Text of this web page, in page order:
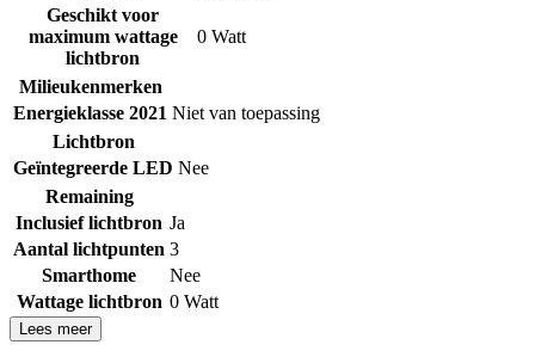
Geschikt voor
maximum wattage
lichtbron
0 Watt
Milieukenmerken
Energieklasse 2021 Niet van toepassing
Lichtbron
Geïntegreerde LED Nee
Remaining
Inclusief lichtbron Ja
Aantal lichtpunten 3
Smarthome
Nee
Wattage lichtbron 0 Watt
Lees meer